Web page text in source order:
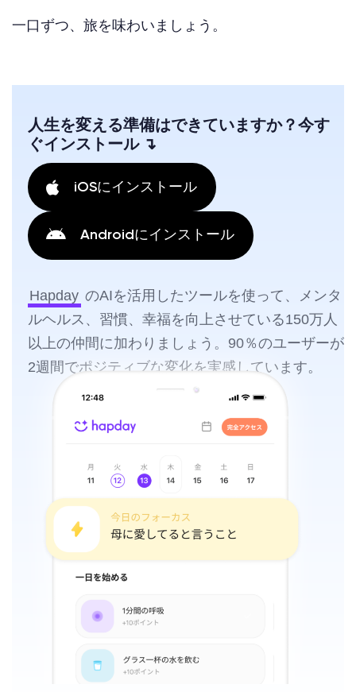
一口ずつ、旅を味わいましょう。
人生を変える準備はできていますか？今す
ぐインストール ↴
iOSにインストール
Androidにインストール
Hapday のAIを活用したツールを使って、メンタ
ルヘルス、習慣、幸福を向上させている150万人
以上の仲間に加わりましょう。90％のユーザーが
2週間でポジティブな変化を実感しています。